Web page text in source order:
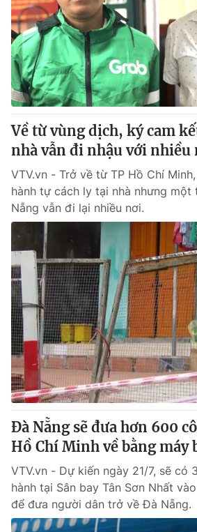
Về từ vùng dịch, ký cam
nhà vẫn đi nhậu với nhiều
VTV.vn - Trở về từ TP Hồ Chí
hành tự cách ly tại nhà nhưng
Nẵng vẫn đi lại nhiều nơi.
Đà Nẵng sẽ đưa hơn 600
Hồ Chí Minh về bằng máy
VTV.vn - Dự kiến ngày 21/7, sẽ có
hành tại Sân bay Tân Sơn Nhất
để đưa người dân trở về Đà Nẵng.